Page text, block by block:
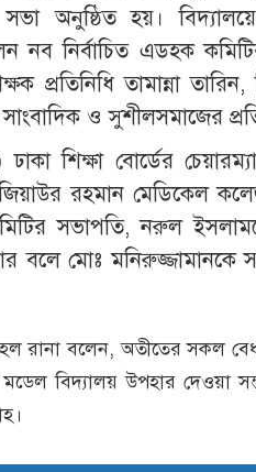
অনুষ্ঠিত হয়।
নব নির্বাচিত এডহক
প্রতিনিধি তামান্না
ও সুশীলসমাজের
শিক্ষা বোর্ডের
রহমান মেডিকেল
সভাপতি, নরুল
বলে মোঃ
রানা বলেন, অতীতের সকল
বিদ্যালয় উপহার দেওয়া